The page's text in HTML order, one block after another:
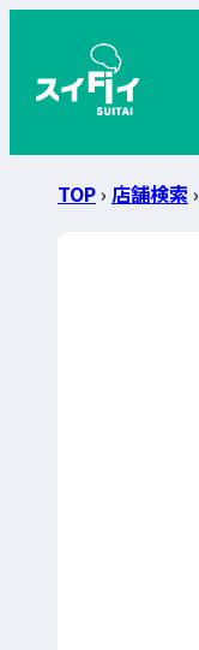
TOP› 店舗検索 ›